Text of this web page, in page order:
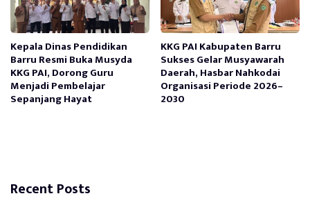
Kepala Dinas Pendidikan
Barru Resmi Buka Musyda
KKG PAI, Dorong Guru
Menjadi Pembelajar
Sepanjang Hayat
KKG PAI Kabupaten Barru
Sukses Gelar Musyawarah
Daerah, Hasbar Nahkodai
Organisasi Periode 2026–
2030
Recent Posts